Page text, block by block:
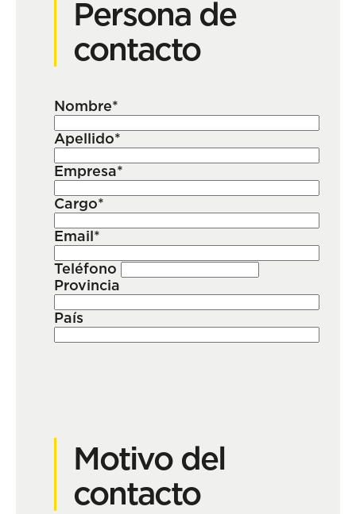
Persona de
contacto
Nombre*
Apellido*
Empresa*
Cargo*
Email*
Teléfono
Provincia
País
Motivo del
contacto